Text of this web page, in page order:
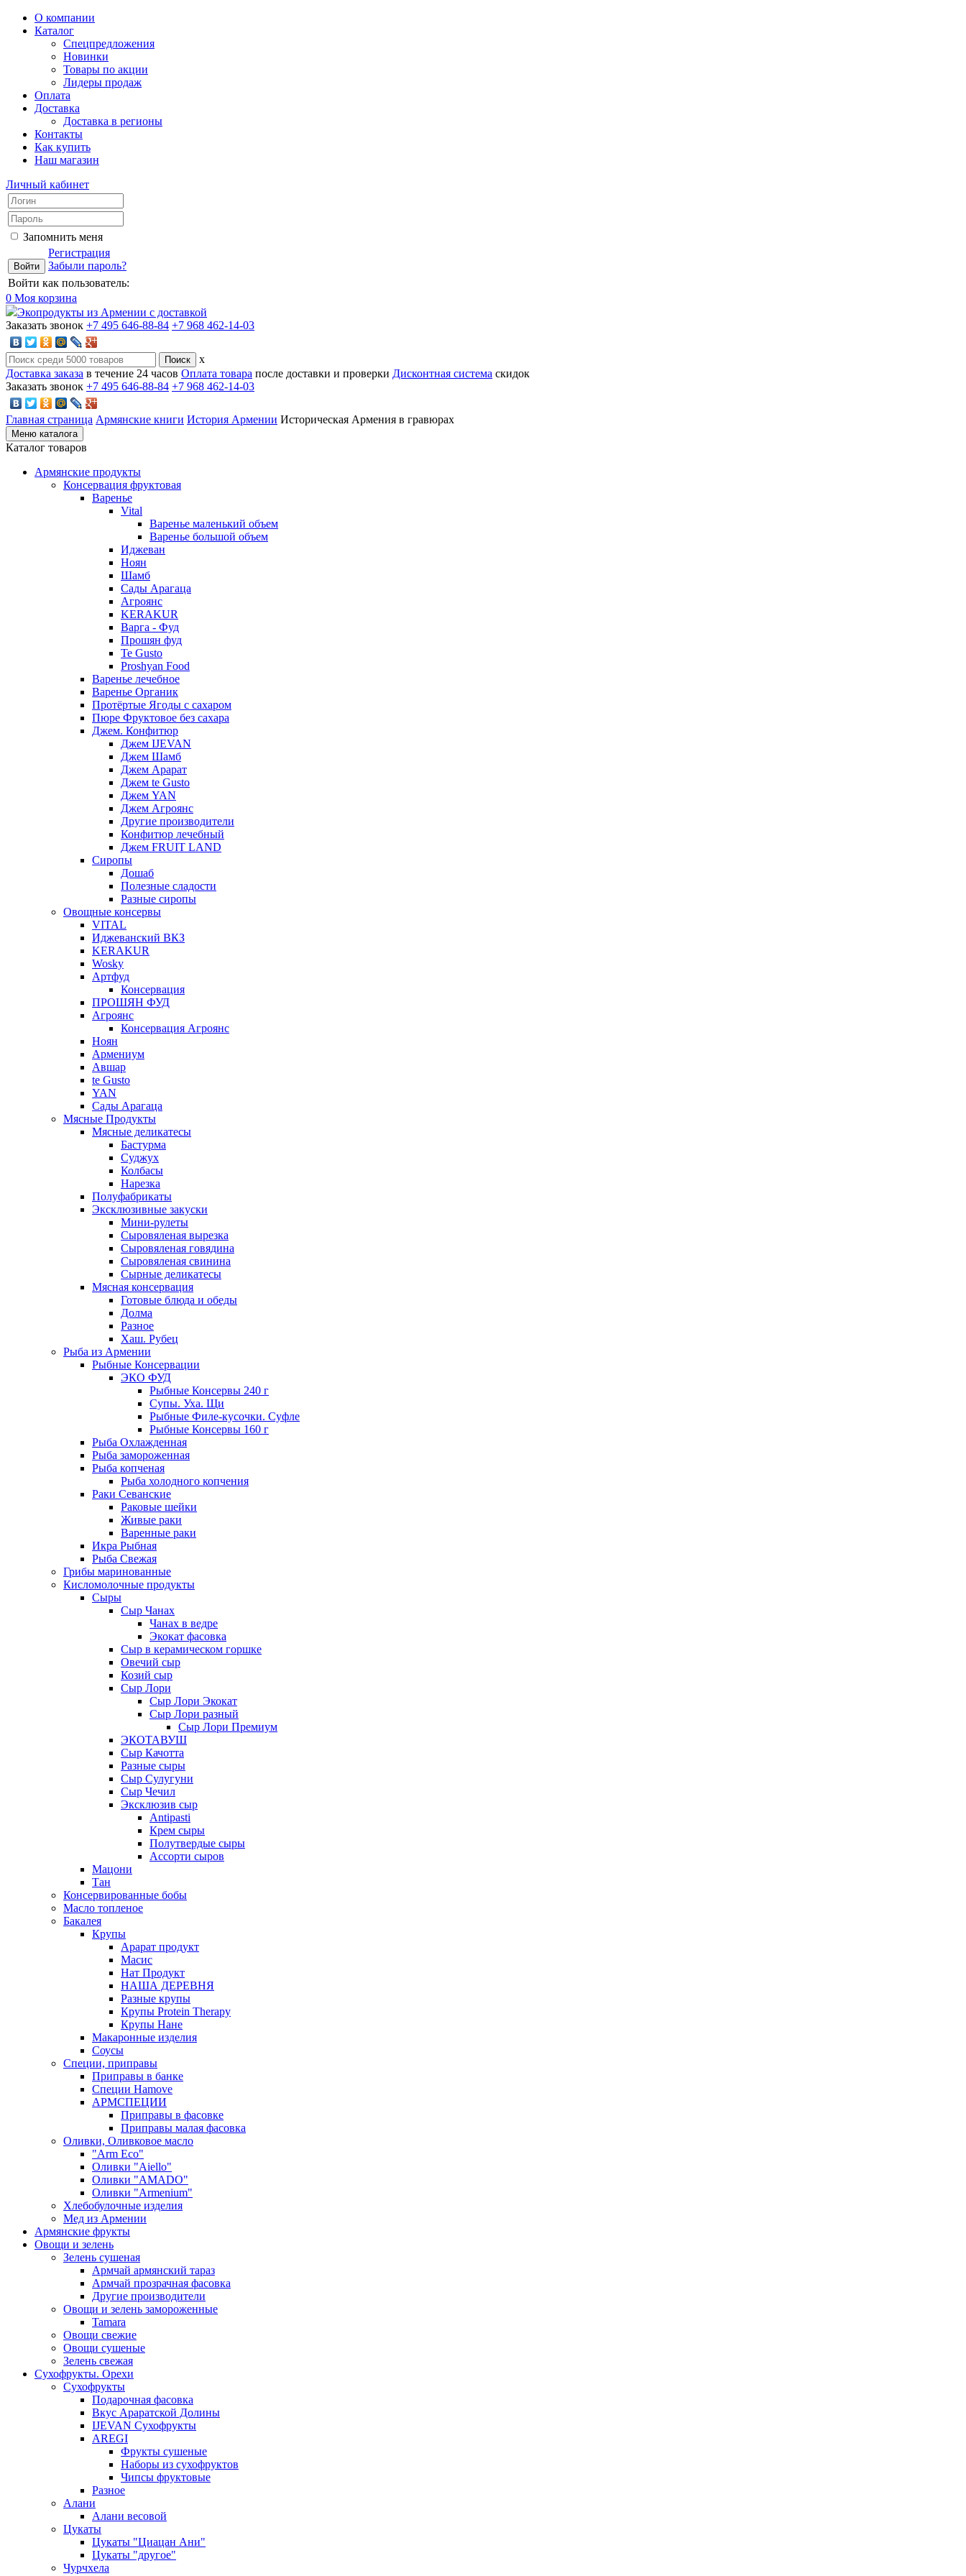
О компании
Каталог
Спецпредложения
Новинки
Товары по акции
Лидеры продаж
Оплата
Доставка
Доставка в регионы
Контакты
Как купить
Наш магазин
Личный кабинет
Запомнить меня
Регистрация
Забыли пароль?
Войти как пользователь:
0 Моя корзина
Экопродукты из Армении с доставкой
Заказать звонок +7 495 646-88-84 +7 968 462-14-03
x
Доставка заказа в течение 24 часов Оплата товара после доставки и проверки Дисконтная система скидок
Заказать звонок +7 495 646-88-84 +7 968 462-14-03
Главная страница Армянские книги История Армении Историческая Армения в гравюрах
Меню каталога
Каталог товаров
Армянские продукты
Консервация фруктовая
Варенье
Vital
Варенье маленький объем
Варенье большой объем
Иджеван
Ноян
Шамб
Сады Арагаца
Агроянс
KERAKUR
Варга - Фуд
Прошян фуд
Te Gusto
Proshyan Food
Варенье лечебное
Варенье Органик
Протёртые Ягоды с сахаром
Пюре Фруктовое без сахара
Джем. Конфитюр
Джем IJEVAN
Джем Шамб
Джем Арарат
Джем te Gusto
Джем YAN
Джем Агроянс
Другие производители
Конфитюр лечебный
Джем FRUIT LAND
Сиропы
Дошаб
Полезные сладости
Разные сиропы
Овощные консервы
VITAL
Иджеванский ВКЗ
KERAKUR
Wosky
Артфуд
Консервация
ПРОШЯН ФУД
Агроянс
Консервация Агроянс
Ноян
Армениум
Авшар
te Gusto
YAN
Сады Арагаца
Мясные Продукты
Мясные деликатесы
Бастурма
Суджух
Колбасы
Нарезка
Полуфабрикаты
Эксклюзивные закуски
Мини-рулеты
Сыровяленая вырезка
Сыровяленая говядина
Сыровяленая свинина
Сырные деликатесы
Мясная консервация
Готовые блюда и обеды
Долма
Разное
Хаш. Рубец
Рыба из Армении
Рыбные Консервации
ЭКО ФУД
Рыбные Консервы 240 г
Супы. Уха. Щи
Рыбные Филе-кусочки. Суфле
Рыбные Консервы 160 г
Рыба Охлажденная
Рыба замороженная
Рыба копченая
Рыба холодного копчения
Раки Севанские
Раковые шейки
Живые раки
Варенные раки
Икра Рыбная
Рыба Свежая
Грибы маринованные
Кисломолочные продукты
Сыры
Сыр Чанах
Чанах в ведре
Экокат фасовка
Сыр в керамическом горшке
Овечий сыр
Козий сыр
Сыр Лори
Сыр Лори Экокат
Сыр Лори разный
Сыр Лори Премиум
ЭКОТАВУШ
Сыр Качотта
Разные сыры
Сыр Сулугуни
Сыр Чечил
Эксклюзив сыр
Antipasti
Крем сыры
Полутвердые сыры
Ассорти сыров
Мацони
Тан
Консервированные бобы
Масло топленое
Бакалея
Крупы
Арарат продукт
Масис
Нат Продукт
НАША ДЕРЕВНЯ
Разные крупы
Крупы Protein Therapy
Крупы Нане
Макаронные изделия
Соусы
Специи, приправы
Приправы в банке
Специи Hamove
АРМСПЕЦИИ
Приправы в фасовке
Приправы малая фасовка
Оливки, Оливковое масло
"Arm Eco"
Оливки "Aiello"
Оливки "AMADO"
Оливки "Armenium"
Хлебобулочные изделия
Мед из Армении
Армянские фрукты
Овощи и зелень
Зелень сушеная
Армчай армянский тараз
Армчай прозрачная фасовка
Другие производители
Овощи и зелень замороженные
Tamara
Овощи свежие
Овощи сушеные
Зелень свежая
Сухофрукты. Орехи
Сухофрукты
Подарочная фасовка
Вкус Араратской Долины
IJEVAN Сухофрукты
AREGI
Фрукты сушеные
Наборы из сухофруктов
Чипсы фруктовые
Разное
Алани
Алани весовой
Цукаты
Цукаты "Циацан Ани"
Цукаты "другое"
Чурчхела